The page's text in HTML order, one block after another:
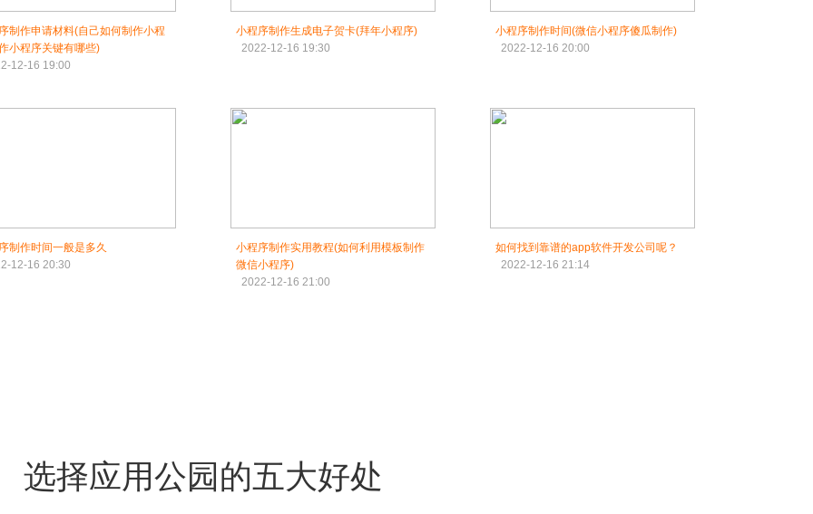
制作申请材料(自己如何制作小程
小程序关键有哪些)
12-16 19:00
小程序制作生成电子贺卡(拜年小程序)
2022-12-16 19:30
小程序制作时间(微信小程序傻瓜制作)
2022-12-16 20:00
制作时间一般是多久
12-16 20:30
小程序制作实用教程(如何利用模板制作
微信小程序)
2022-12-16 21:00
如何找到靠谱的app软件开发公司呢？
2022-12-16 21:14
选择应用公园的五大好处